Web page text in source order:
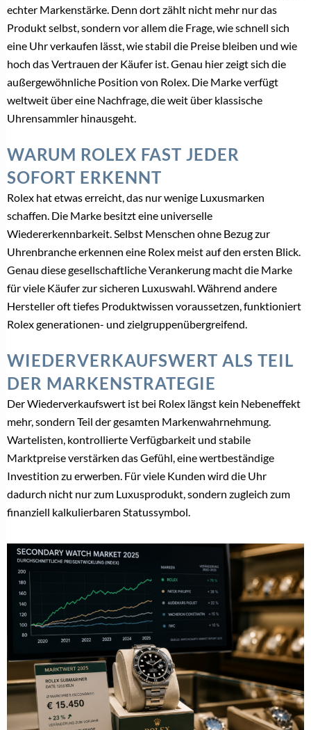
echter Markenstärke. Denn dort zählt nicht mehr nur das
Produkt selbst, sondern vor allem die Frage, wie schnell sich
eine Uhr verkaufen lässt, wie stabil die Preise bleiben und wie
hoch das Vertrauen der Käufer ist. Genau hier zeigt sich die
außergewöhnliche Position von Rolex. Die Marke verfügt
weltweit über eine Nachfrage, die weit über klassische
Uhrensammler hinausgeht.
WARUM ROLEX FAST JEDER
SOFORT ERKENNT
Rolex hat etwas erreicht, das nur wenige Luxusmarken
schaffen. Die Marke besitzt eine universelle
Wiedererkennbarkeit. Selbst Menschen ohne Bezug zur
Uhrenbranche erkennen eine Rolex meist auf den ersten Blick.
Genau diese gesellschaftliche Verankerung macht die Marke
für viele Käufer zur sicheren Luxuswahl. Während andere
Hersteller oft tiefes Produktwissen voraussetzen, funktioniert
Rolex generationen- und zielgruppenübergreifend.
WIEDERVERKAUFSWERT ALS TEIL
DER MARKENSTRATEGIE
Der Wiederverkaufswert ist bei Rolex längst kein Nebeneffekt
mehr, sondern Teil der gesamten Markenwahrnehmung.
Wartelisten, kontrollierte Verfügbarkeit und stabile
Marktpreise verstärken das Gefühl, eine wertbeständige
Investition zu erwerben. Für viele Kunden wird die Uhr
dadurch nicht nur zum Luxusprodukt, sondern zugleich zum
finanziell kalkulierbaren Statussymbol.